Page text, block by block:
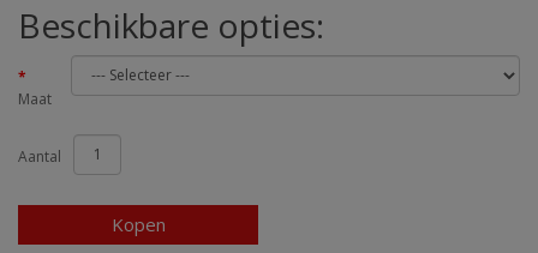
Beschikbare opties:
Maat
Aantal
Kopen